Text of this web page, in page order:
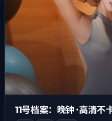
11号档案：晚钟 · 高清不